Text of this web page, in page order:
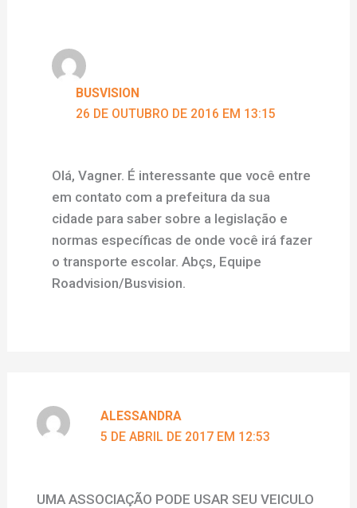
BUSVISION
26 DE OUTUBRO DE 2016 EM 13:15
Olá, Vagner. É interessante que você entre
em contato com a prefeitura da sua
cidade para saber sobre a legislação e
normas específicas de onde você irá fazer
o transporte escolar. Abçs, Equipe
Roadvision/Busvision.
ALESSANDRA
5 DE ABRIL DE 2017 EM 12:53
UMA ASSOCIAÇÃO PODE USAR SEU VEICULO